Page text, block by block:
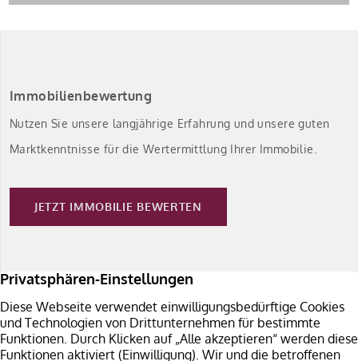
Immobilienbewertung
Nutzen Sie unsere langjährige Erfahrung und unsere guten
Marktkenntnisse für die Wertermittlung Ihrer Immobilie.
JETZT IMMOBILIE BEWERTEN
Immobilie verkaufen